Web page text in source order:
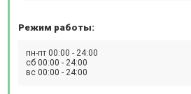
Режим работы:
пн-пт 00:00 - 24:00
сб 00:00 - 24:00
вс 00:00 - 24:00